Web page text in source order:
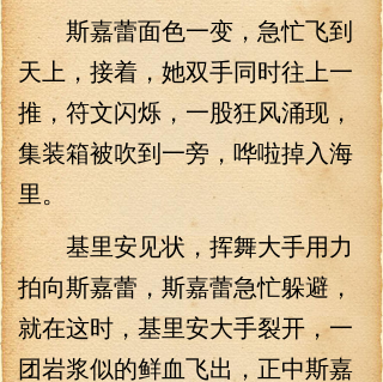
斯嘉蕾面色一变，急忙飞到
天上，接着，她双手同时往上一
推，符文闪烁，一股狂风涌现，
集装箱被吹到一旁，哗啦掉入海
里。
基里安见状，挥舞大手用力
拍向斯嘉蕾，斯嘉蕾急忙躲避，
就在这时，基里安大手裂开，一
团岩浆似的鲜血飞出，正中斯嘉